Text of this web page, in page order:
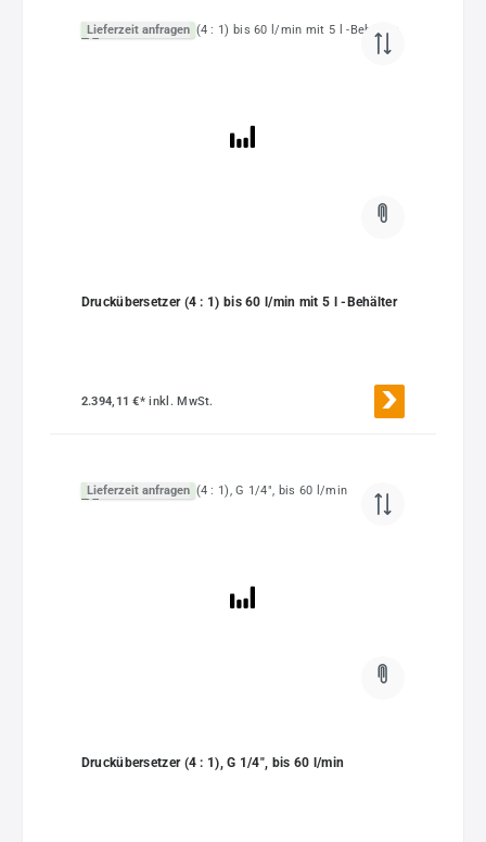
Lieferzeit anfragen
Druckübersetzer (4 : 1) bis 60 l/min mit 5 l -Behälter
2.394,11 €*inkl. MwSt.
Lieferzeit anfragen
Druckübersetzer (4 : 1), G 1/4", bis 60 l/min